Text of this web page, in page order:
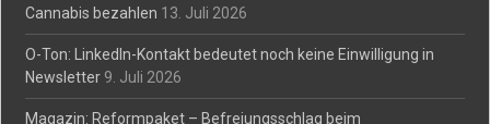
Cannabis bezahlen 13. Juli 2026
O-Ton: LinkedIn-Kontakt bedeutet noch keine Einwilligung in
Newsletter 9. Juli 2026
Magazin: Reformpaket – Befreiungsschlag beim